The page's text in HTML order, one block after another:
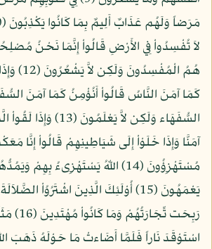
هُمُ
كَمَا آمَنَ النَّاسُ قَالُواْ أَنُؤْمِنُ كَمَا آمَنَ
السُّفَهَاء وَلَكِن لاَّ يَعْلَمُونَ
آمَنَّا وَإِذَا خَلَوْاْ إِلَى شَيَاطِينِهِمْ قَالُواْ إِنَّا
مُسْتَهْزِؤُونَ (14) اللّهُ يَسْتَهْزِىءُ بِهِمْ
يَعْمَهُونَ (15) أُوْلَئِكَ الَّذِينَ اشْتَرُوُاْ
رَبِحَت
اسْتَوْقَدَ نَاراً فَلَمَّا أَضَاءتْ مَا حَوْلَهُ ذَهَبَ